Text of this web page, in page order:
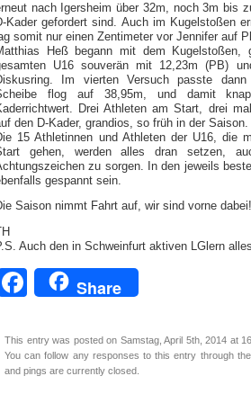
nach Igersheim über 32m, noch 3m bis
Kader gefordert sind. Auch im Kugelstoßen
somit nur einen Zentimeter vor Jennifer auf
Heß begann mit dem Kugelstoßen,
U16 souverän mit 12,23m (PB)
Im vierten Versuch passte
flog auf 38,95m, und damit
Drei Athleten am Start, drei
den D-Kader, grandios, so früh in der Saison.
15 Athletinnen und Athleten der U16, die
gehen, werden alles dran setzen,
zu sorgen. In den jeweils
gespannt sein.
Saison nimmt Fahrt auf, wir sind vorne dabei!
Auch den in Schweinfurt aktiven LGlern
Facebook
Share
This entry was posted on Samstag, April 5th, 2014 at
You can follow any responses to this entry through
and pings are currently closed.